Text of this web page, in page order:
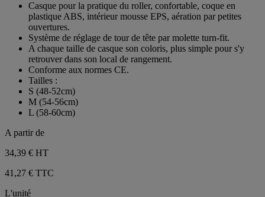
étoiles.
Casque pour la pratique du roller, confortable, coque en
plastique ABS, intérieur mousse EPS, aération par petites
ouvertures.
Système de réglage de tour de tête par molette turn-fit.
A chaque taille de casque son coloris, plus simple pour s'y
retrouver dans son local de rangement.
Conforme aux normes CE.
Tailles :
S (48-52cm)
M (54-56cm)
L (58-60cm)
A partir de
34,39 € HT
41,27 € TTC
L'unité